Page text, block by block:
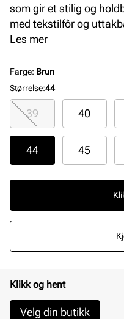
som gir et stilig og holdbart
med tekstilfôr og
pusteevne. Dette er en
Farge: Mocha
Les mer
Farge: Brun
Størrelse:44
39 40
44 45
Klikk og hent
Velg din butikk